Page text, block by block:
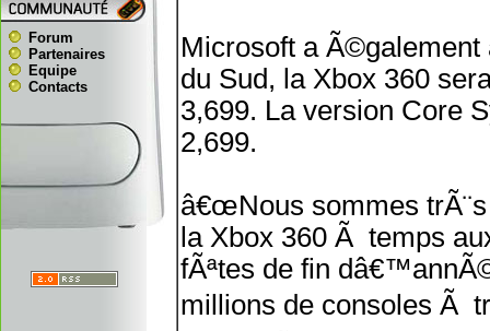
Forum
Partenaires
Equipe
Contacts
Microsoft a
du Sud, la Xbox 360
3,699. La version Core
2,699.
â€œNous sommes
la Xbox 360 Ã temps
fÃªtes de fin
millions de consoles Ã